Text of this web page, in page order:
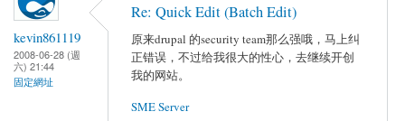
kevin861119
2008-06-28 (週
六) 21:44
固定網址
Re: Quick Edit (Batch Edit)
原来drupal 的security team那么强哦，马上纠
正错误，不过给我很大的性心，去继续开创
我的网站。
SME Server